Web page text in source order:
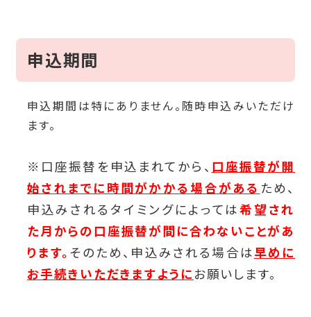
申込期間
申込期間は特にありません。随時申込みいただけ
ます。
※口座振替を申込まれてから、 口座振替が開
始されまでに時間がかかる場合がある ため、
申込みされるタイミングによっては希望され
た月からの口座振替が間に合わないことがあ
ります。 そのため、申込みされる場合は早めに
お手続きいただきますように お願いします。